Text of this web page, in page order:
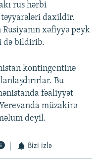
rus hərbi
təyyarələri daxildir.
xəfiyyə peyk
də bildirib.
kontingentinə
Bu
fəaliyyət
müzakirə
deyil.
Bizi izlə